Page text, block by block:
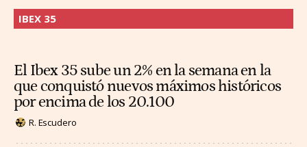
IBEX 35
El Ibex 35 sube un 2% en la semana en la
que conquistó nuevos máximos históricos
por encima de los 20.100
R. Escudero